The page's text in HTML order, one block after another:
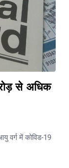
से अधिक
वर्ग में कोविड-19